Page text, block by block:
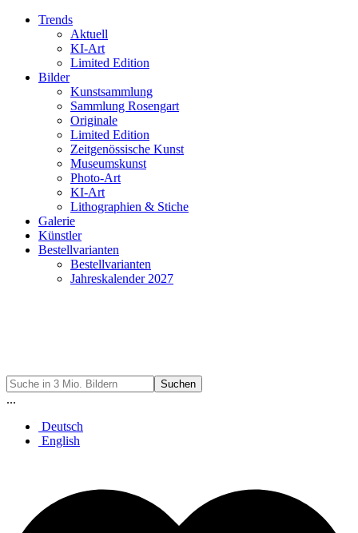
Trends
Aktuell
KI-Art
Limited Edition
Bilder
Kunstsammlung
Sammlung Rosengart
Originale
Limited Edition
Zeitgenössische Kunst
Museumskunst
Photo-Art
KI-Art
Lithographien & Stiche
Galerie
Künstler
Bestellvarianten
Bestellvarianten
Jahreskalender 2027
Suchen
...
Deutsch
English